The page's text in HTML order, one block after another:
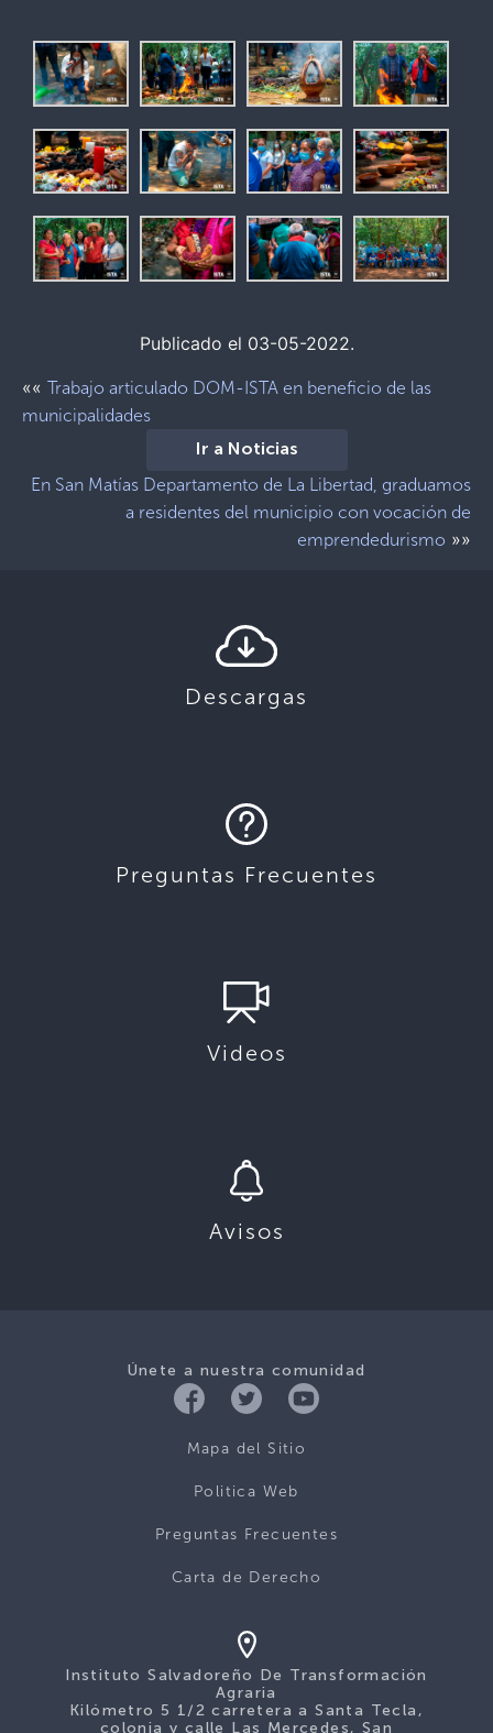
Publicado el 03-05-2022.
«« Trabajo articulado DOM-ISTA en beneficio de las
municipalidades
Ir a Noticias
En San Matías Departamento de La Libertad, graduamos
a residentes del municipio con vocación de
emprendedurismo »»
Descargas
Preguntas Frecuentes
Videos
Avisos
Únete a nuestra comunidad
Mapa del Sitio
Politica Web
Preguntas Frecuentes
Carta de Derecho
Instituto Salvadoreño De Transformación
Agraria
Kilómetro 5 1/2 carretera a Santa Tecla,
colonia y calle Las Mercedes, San